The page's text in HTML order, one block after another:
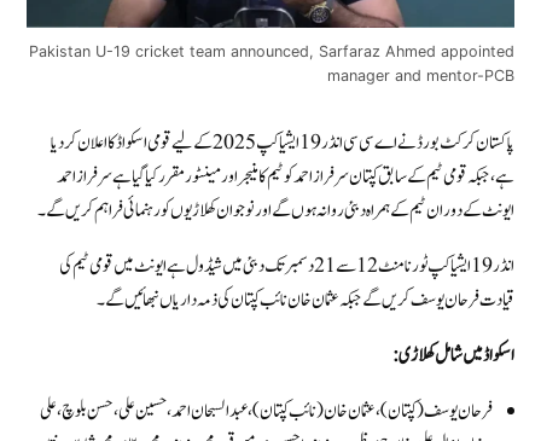
Pakistan U-19 cricket team announced, Sarfaraz Ahmed appointed
manager and mentor-PCB
پاکستان کرکٹ بورڈ نے اے سی سی انڈر 19 ایشیا کپ 2025 کے لیے قومی اسکواڈ کا اعلان کردیا
ہے، جبکہ قومی ٹیم کے سابق کپتان سرفراز احمد کو ٹیم کا منیجر اور مینٹور مقرر کیا گیا ہے سرفراز احمد
ایونٹ کے دوران ٹیم کے ہمراہ دبئی روانہ ہوں گے اور نوجوان کھلاڑیوں کو رہنمائی فراہم کریں گے۔
انڈر 19 ایشیا کپ ٹورنامنٹ 12 سے 21 دسمبر تک دبئی میں شیڈول ہے ایونٹ میں قومی ٹیم کی
قیادت فرحان یوسف کریں گے جبکہ عثمان خان نائب کپتان کی ذمہ داریاں نبھائیں گے۔
اسکواڈ میں شامل کھلاڑی:
فرحان یوسف (کپتان)،عثمان خان (نائب کپتان)،عبدالسبحان احمد، حسین علی، حسن بلوچ، علی